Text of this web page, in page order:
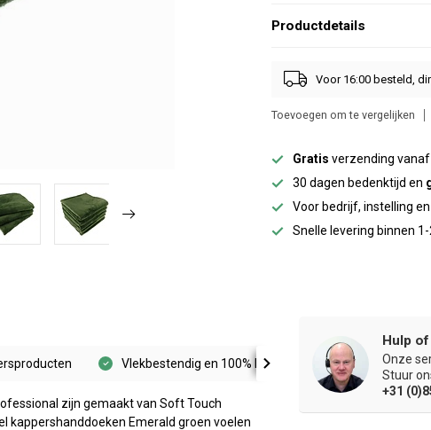
Productdetails
Voor 16:00 besteld,
Toevoegen om te vergelijken
Gratis verzending vanaf
30 dagen bedenktijd en
Voor bedrijf, instelling
Snelle levering binnen
Vlekbestendig en 100% kleurvast UV proof,
zijn gemaakt van Soft Touch
kappershanddoeken Emerald groen voelen
Hulp
Onze
Stuur
+31